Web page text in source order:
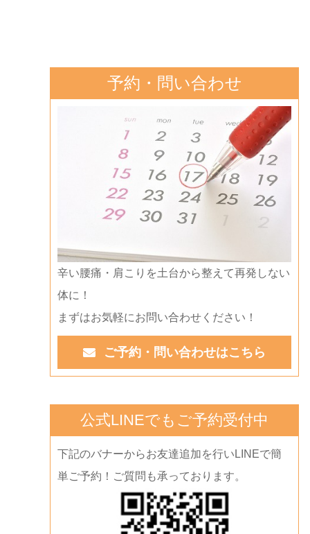
予約・問い合わせ
辛い腰痛・肩こりを土台から整えて再発しない
体に！
まずはお気軽にお問い合わせください！
ご予約・問い合わせはこちら
公式LINEでもご予約受付中
下記のバナーからお友達追加を行いLINEで簡
単ご予約！ご質問も承っております。